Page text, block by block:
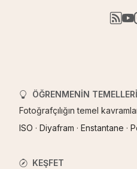
ÖĞRENMENIN TEMELLERI
Fotoğrafçılığın temel
ISO · Diyafram · Enstantane ·
KEŞFET